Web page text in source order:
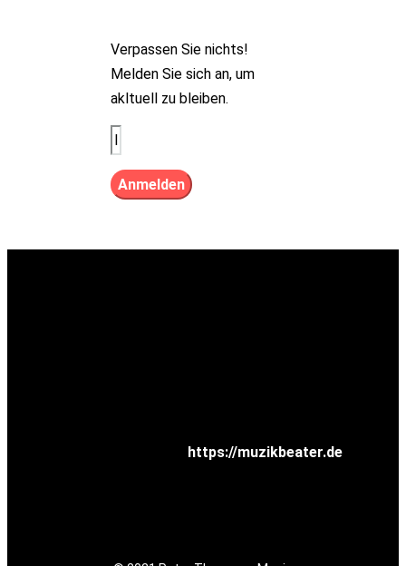
Verpassen Sie nichts!
Melden Sie sich an, um
akltuell zu bleiben.
https://muzikbeater.de